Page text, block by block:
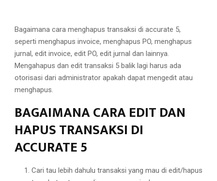
Bagaimana cara menghapus transaksi di accurate 5,
seperti menghapus invoice, menghapus PO, menghapus
jurnal, edit invoice, edit PO, edit jurnal dan lainnya.
Mengahapus dan edit transaksi 5 balik lagi harus ada
otorisasi dari administrator apakah dapat mengedit atau
menghapus.
BAGAIMANA CARA EDIT DAN
HAPUS TRANSAKSI DI
ACCURATE 5
Cari tau lebih dahulu transaksi yang mau di edit/hapus